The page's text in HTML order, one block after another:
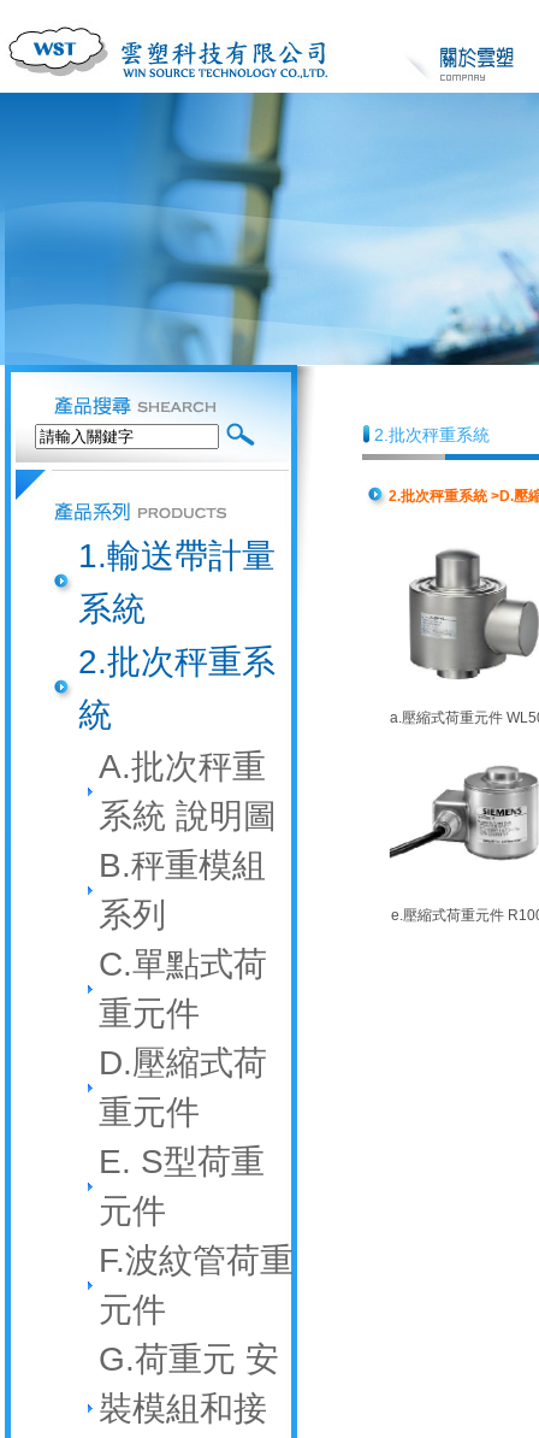
1.輸送帶計量
系統
2.批次秤重系
統
A.批次秤重
系統 說明圖
B.秤重模組
系列
C.單點式荷
重元件
D.壓縮式荷
重元件
E. S型荷重
元件
F.波紋管荷重
元件
G.荷重元 安
裝模組和接
2.批次秤重系統
2.批次秤重系統 >D.壓
a.壓縮式荷重元件
e.壓縮式荷重元件